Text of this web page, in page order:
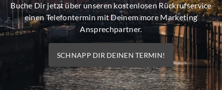
Buche Dir jetzt über unseren kostenlosen Rückrufservice
einen Telefontermin mit Deinem more Marketing
Ansprechpartner.
SCHNAPP DIR DEINEN TERMIN!